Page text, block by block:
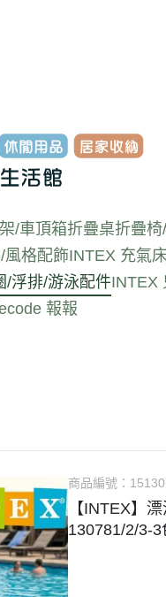
/車頂箱折疊桌折疊椅
風格配飾INTEX 充氣床
/浮排/游泳配件INTEX
報報
商品編號：
【INTEX】
130781/2/3-3